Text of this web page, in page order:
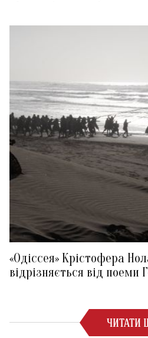
«Одіссея» Крістофера
відрізняється від поеми
ЧИТАТИ